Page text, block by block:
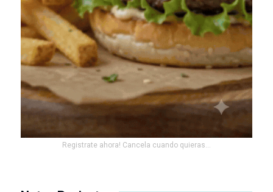
Registrate ahora! Cancela cuando quieras...